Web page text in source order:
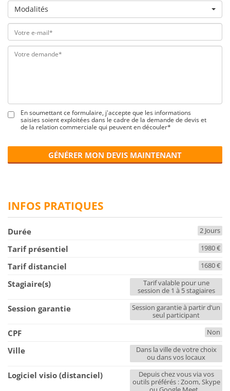
Modalités
En soumettant ce formulaire, j'accepte que les informations
saisies soient exploitées dans le cadre de la demande de devis et
de la relation commerciale qui peuvent en découler*
GÉNÉRER MON DEVIS MAINTENANT
INFOS PRATIQUES
Durée 2 Jours
Tarif présentiel 1980 €
Tarif distanciel 1680 €
Stagiaire(s)
Tarif valable pour une
session de 1 à 5 stagiaires
Session garantie
Session garantie à partir d’un
seul participant
CPF Non
Ville
Dans la ville de votre choix
ou dans vos locaux
Logiciel visio (distanciel)
Depuis chez vous via vos
outils préférés : Zoom, Skype